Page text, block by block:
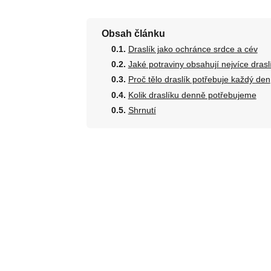
Obsah článku
Draslík jako ochránce srdce a cév
Jaké potraviny obsahují nejvíce
Proč tělo draslík potřebuje každý den
Kolik draslíku denně potřebujeme
Shrnutí